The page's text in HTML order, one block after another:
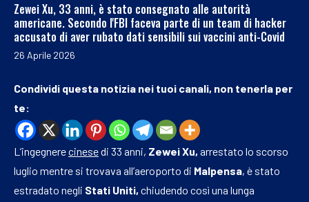
Zewei Xu, 33 anni, è stato consegnato alle autorità
americane. Secondo l'FBI faceva parte di un team di hacker
accusato di aver rubato dati sensibili sui vaccini anti-Covid
26 Aprile 2026
Condividi questa notizia nei tuoi canali, non tenerla per
te:
L’ingegnerecinesedi 33 anni, Zewei Xu, arrestato lo scorso
luglio mentre si trovava all’aeroporto di Malpensa, è stato
estradato negli Stati Uniti, chiudendo così una lunga